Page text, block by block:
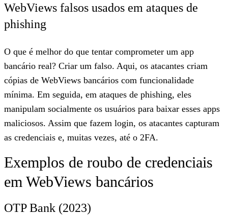
WebViews falsos usados em ataques de
phishing
O que é melhor do que tentar comprometer um app
bancário real? Criar um falso. Aqui, os atacantes criam
cópias de WebViews bancários com funcionalidade
mínima. Em seguida, em ataques de phishing, eles
manipulam socialmente os usuários para baixar esses apps
maliciosos. Assim que fazem login, os atacantes capturam
as credenciais e, muitas vezes, até o 2FA.
Exemplos de roubo de credenciais
em WebViews bancários
OTP Bank (2023)